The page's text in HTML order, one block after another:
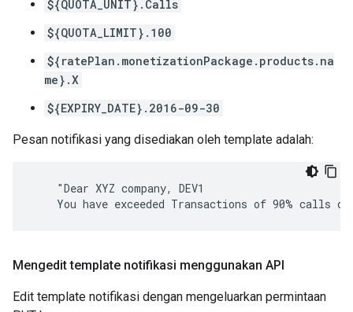
${QUOTA_UNIT}.Calls
${QUOTA_LIMIT}.100
${ratePlan.monetizationPackage.products.na
me}.X
${EXPIRY_DATE}.2016-09-30
Pesan notifikasi yang disediakan oleh template adalah:
    "Dear XYZ company, DEV1
You have exceeded Transactions of 90% calls
Mengedit template notifikasi menggunakan API
Edit template notifikasi dengan mengeluarkan permintaan